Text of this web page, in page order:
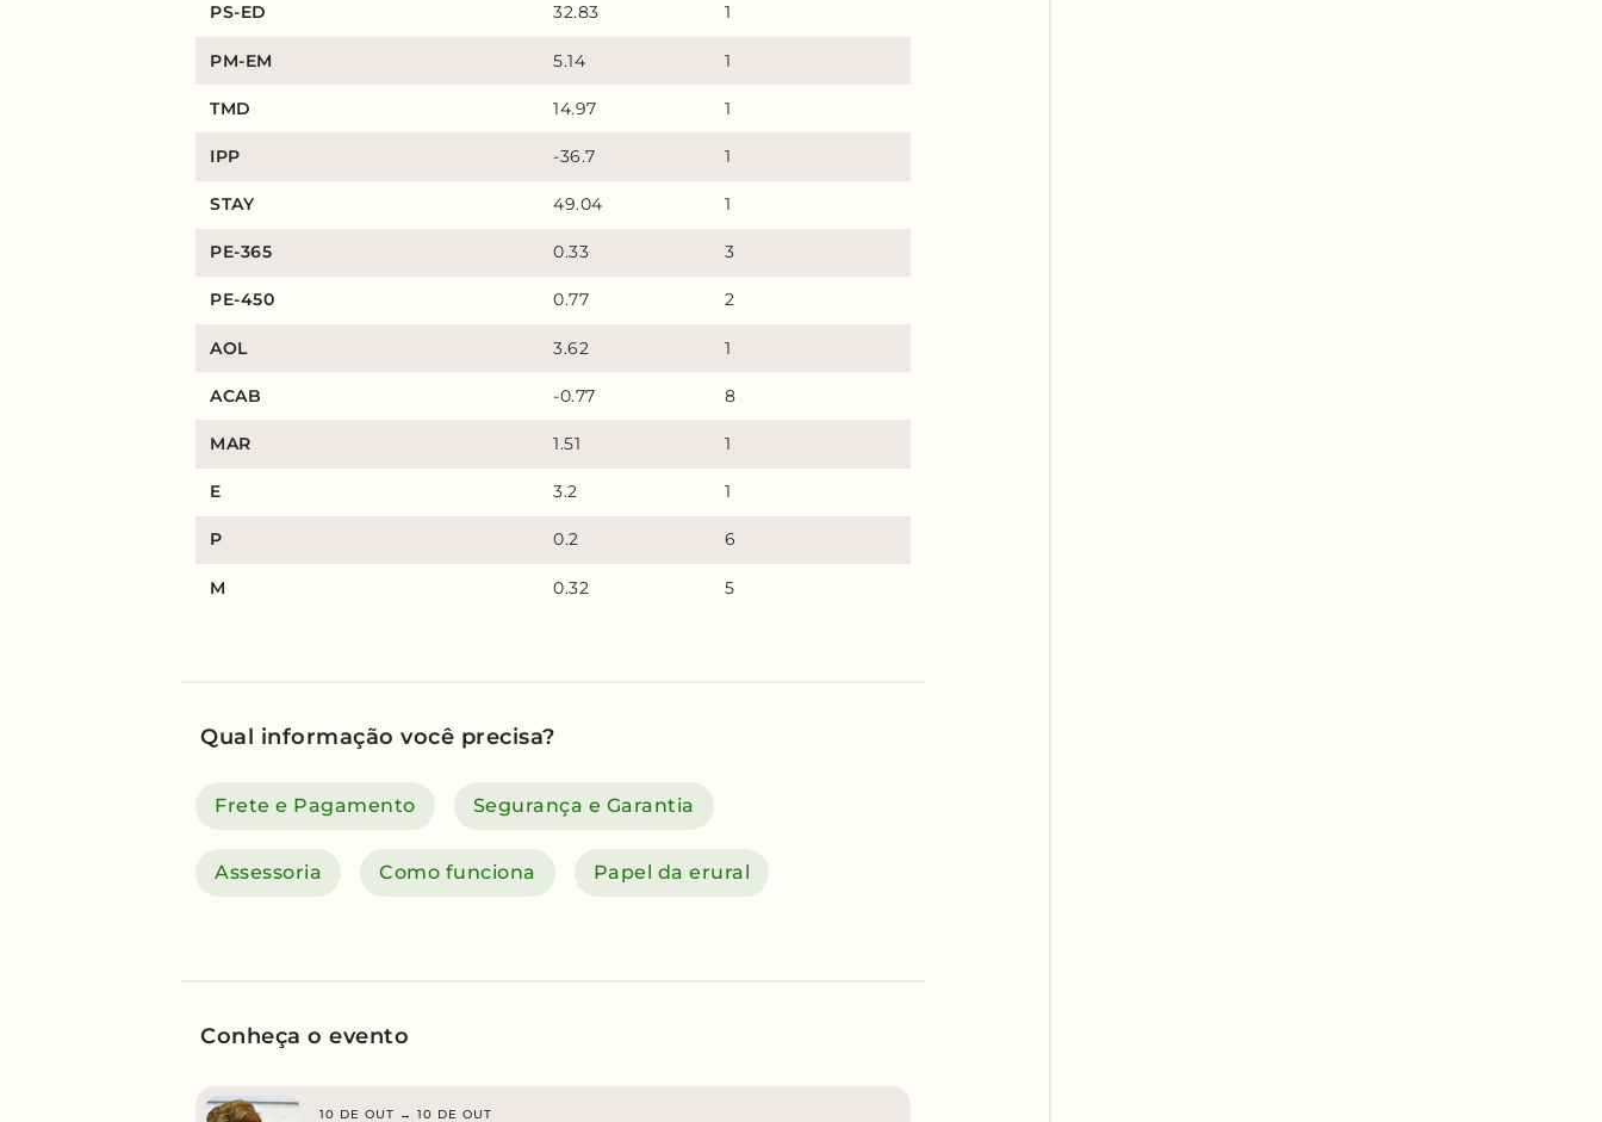
PS-ED 32.83 1
PM-EM 5.14 1
TMD 14.97 1
IPP -36.7 1
STAY 49.04 1
PE-365 0.33 3
PE-450 0.77 2
AOL 3.62 1
ACAB -0.77 8
MAR 1.51 1
E 3.2 1
P 0.2 6
M 0.32 5
Qual informação você precisa?
Frete e Pagamento Segurança e Garantia
Assessoria Como funciona Papel da erural
Conheça o evento
10 DE OUT → 10 DE OUT